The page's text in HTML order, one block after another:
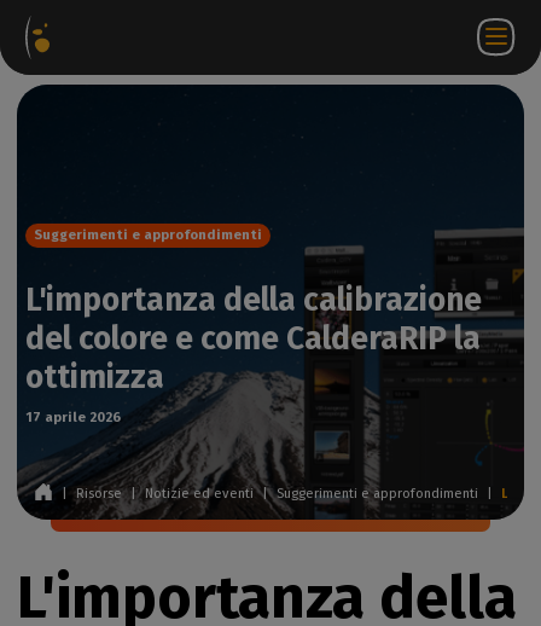
IT
Suggerimenti e approfondimenti
L'importanza della calibrazione
del colore e come CalderaRIP la
ottimizza
17 aprile 2026
Risorse | Notizie ed eventi | Suggerimenti e approfondimenti
L'importanza della